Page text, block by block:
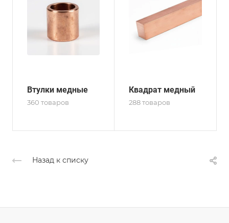
Втулки медные
360 товаров
Квадрат медный
288 товаров
Назад к списку